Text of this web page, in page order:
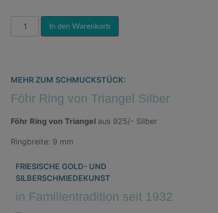
In den Warenkorb
MEHR ZUM SCHMUCKSTÜCK:
Föhr Ring von Triangel Silber
Föhr Ring von Triangel aus 925/- Silber
Ringbreite: 9 mm
FRIESISCHE GOLD- UND
SILBERSCHMIEDEKUNST
in Familientradition seit 1932